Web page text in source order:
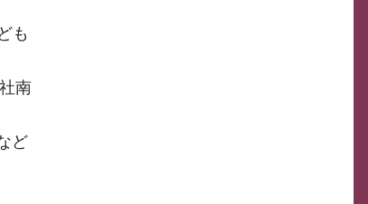
も
南
ど